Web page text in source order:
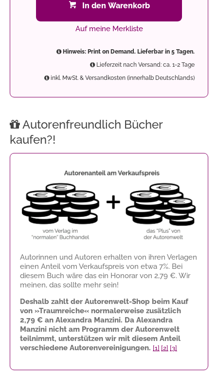
In den Warenkorb
Auf meine Merkliste
Hinweis: Print on Demand. Lieferbar in 5 Tagen.
Lieferzeit nach Versand: ca. 1-2 Tage
inkl. MwSt. & Versandkosten (innerhalb Deutschlands)
Autorenfreundlich Bücher
kaufen?!
Autorinnen und Autoren erhalten von ihren Verlagen
einen Anteil vom Verkaufspreis von etwa 7%. Bei
diesem Buch wäre das ein Honorar von 2,79 €. Wir
meinen, das sollte mehr sein!
Deshalb zahlt der Autorenwelt-Shop beim Kauf
von »Traumreiche« normalerweise zusätzlich
2,79 € an Alexandra Manzini. Da Alexandra
Manzini nicht am Programm der Autorenwelt
teilnimmt, unterstützen wir mit diesem Anteil
verschiedene Autorenvereinigungen. [1] [2] [3]